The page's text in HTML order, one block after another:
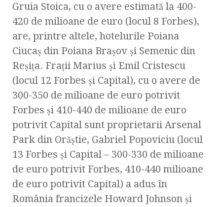
Gruia Stoica, cu o avere estimată la 400-
420 de milioane de euro (locul 8 Forbes),
are, printre altele, hotelurile Poiana
Ciucaş din Poiana Braşov şi Semenic din
Reşiţa. Fraţii Marius şi Emil Cristescu
(locul 12 Forbes şi Capital), cu o avere de
300-350 de milioane de euro potrivit
Forbes şi 410-440 de milioane de euro
potrivit Capital sunt proprietarii Arsenal
Park din Orăştie, Gabriel Popoviciu (locul
13 Forbes şi Capital – 300-330 de milioane
de euro potrivit Forbes, 410-440 milioane
de euro potrivit Capital) a adus în
România francizele Howard Johnson şi